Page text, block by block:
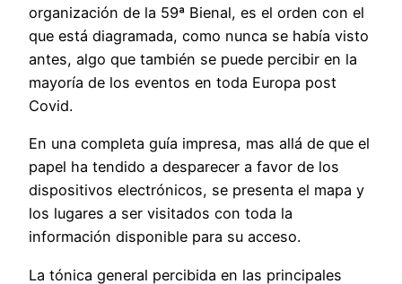
organización de la 59ª Bienal, es el orden con el
que está diagramada, como nunca se había visto
antes, algo que también se puede percibir en la
mayoría de los eventos en toda Europa post
Covid.
En una completa guía impresa, mas allá de que el
papel ha tendido a desparecer a favor de los
dispositivos electrónicos, se presenta el mapa y
los lugares a ser visitados con toda la
información disponible para su acceso.
La tónica general percibida en las principales